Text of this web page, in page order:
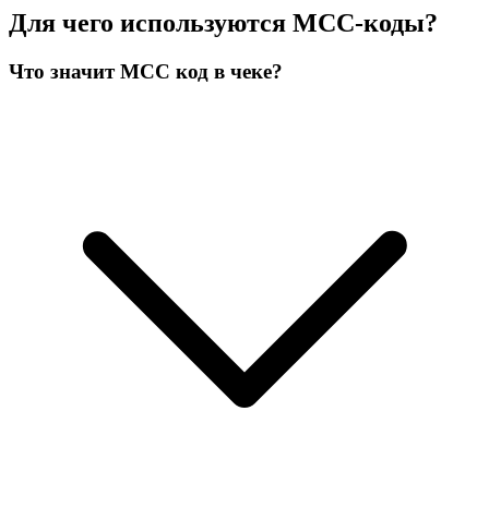
Для чего используются MCC-коды?
Что значит MCC код в чеке?